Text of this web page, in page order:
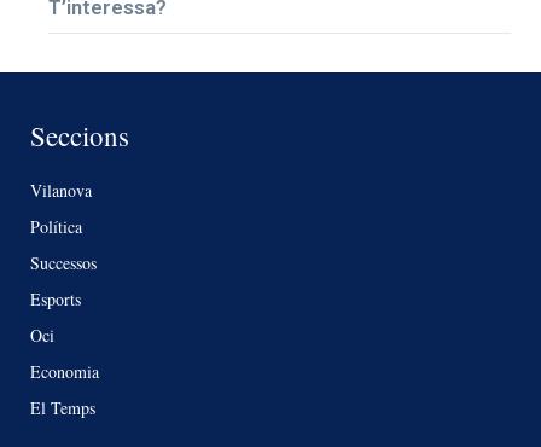
T’interessa?
Seccions
Vilanova
Política
Successos
Esports
Oci
Economia
El Temps